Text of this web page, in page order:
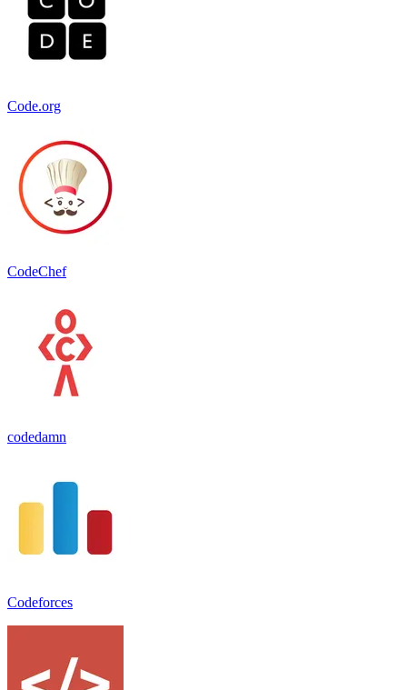
Code.org
CodeChef
codedamn
Codeforces